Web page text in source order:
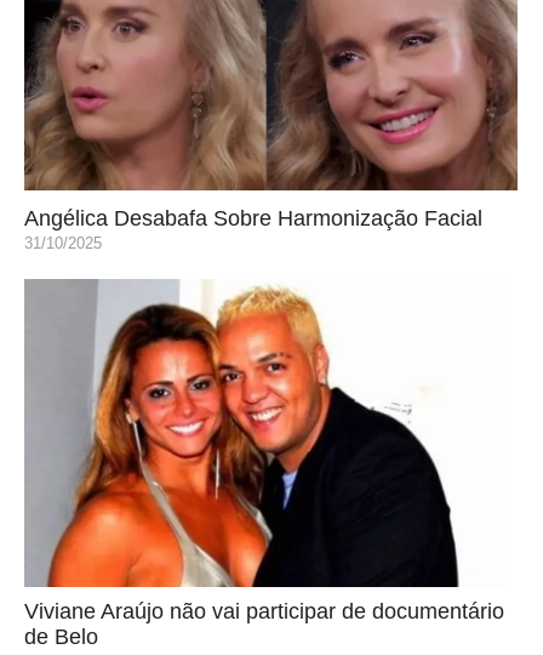
Angélica Desabafa Sobre Harmonização Facial
31/10/2025
Viviane Araújo não vai participar de documentário
de Belo